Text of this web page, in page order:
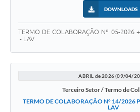
DOWNLOADS
TERMO DE COLABORAÇÃO Nº 05-2026
- LAV
ABRIL de 2026 (09/04/
Terceiro Setor / Termo de
TERMO DE COLABORAÇÃO Nº 14/2026
LAV